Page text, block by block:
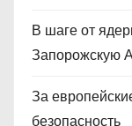
В шаге от
Запорожскую
За
безопасность